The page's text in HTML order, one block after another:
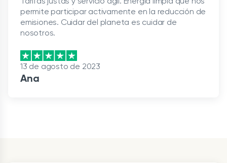
permite participar activamente en la reducción de
emisiones. Cuidar del planeta es cuidar de
nosotros.
13 de agosto de 2023
Ana